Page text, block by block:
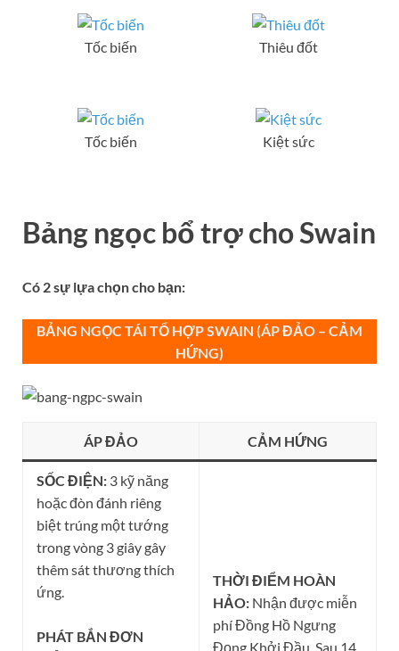
Tốc biến Thiêu đốt
Tốc biến Kiệt sức
Bảng ngọc bổ trợchoSwain
Có 2 sự lựa chọn cho bạn:
BẢNG NGỌC TÁI TỔ HỢP SWAIN (ÁP ĐẢO – CẢM
HỨNG)
ÁP ĐẢO CẢM HỨNG
SỐC ĐIỆN: 3 kỹ năng
hoặc đòn đánh riêng
biệt trúng một tướng
trong vòng 3 giây gây
thêm sát thương thích
ứng.
PHÁT BẮN ĐƠN
THỜI ĐIỂM HOÀN
HẢO: Nhận được miễn
phí Đồng Hồ Ngưng
Đọng Khởi Đầu. Sau 14